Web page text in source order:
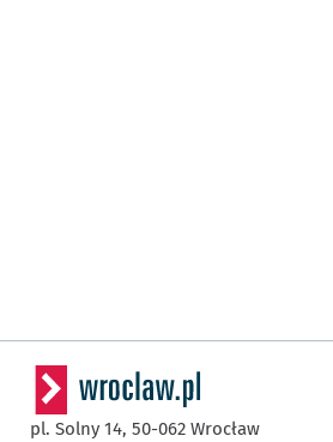
pl. Solny 14, 50-062 Wrocław